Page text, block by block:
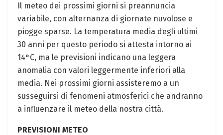
Il meteo dei prossimi giorni si preannuncia
variabile, con alternanza di giornate nuvolose e
piogge sparse. La temperatura media degli ultimi
30 anni per questo periodo si attesta intorno ai
14°C, ma le previsioni indicano una leggera
anomalia con valori leggermente inferiori alla
media. Nei prossimi giorni assisteremo a un
susseguirsi di fenomeni atmosferici che andranno
a influenzare il meteo della nostra città.
PREVISIONI METEO